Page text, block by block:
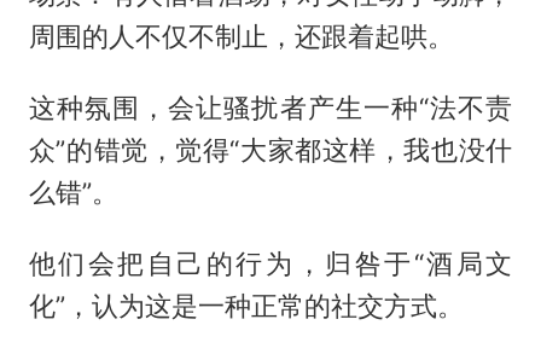
周围的人不仅不制止，还跟着起哄。
这种氛围，会让骚扰者产生一种“法不责
众”的错觉，觉得“大家都这样，我也没什
么错”。
他们会把自己的行为，归咎于“酒局文
化”，认为这是一种正常的社交方式。